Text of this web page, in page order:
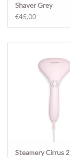
Shaver Grey
€45,00
Steamery Cirrus 2